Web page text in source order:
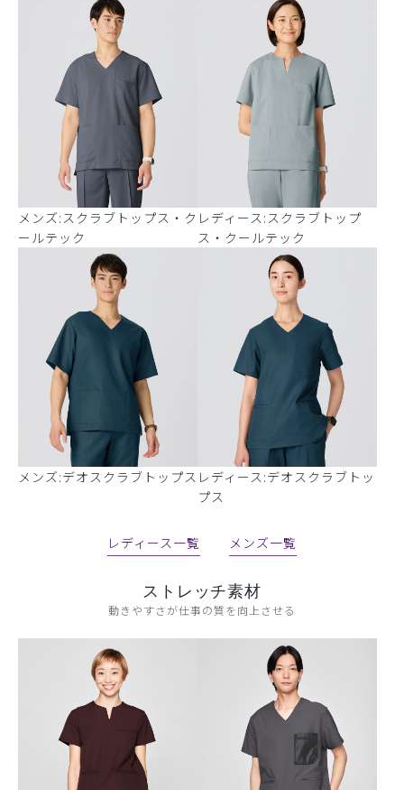
メンズ:スクラブトップス・ク
ールテック
レディース:スクラブトップ
ス・クールテック
メンズ:デオスクラブトップス レディース:デオスクラブトッ
プス
レディース一覧 メンズ一覧
ストレッチ素材
動きやすさが仕事の質を向上させる